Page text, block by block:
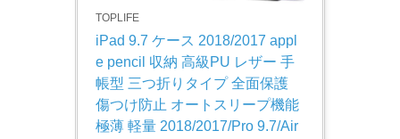
TOPLIFE
iPad 9.7 ケース 2018/2017 appl
e pencil 収納 高級PU レザー 手
帳型 三つ折りタイプ 全面保護
傷つけ防止 オートスリープ機能
極薄 軽量 2018/2017/Pro 9.7/Air